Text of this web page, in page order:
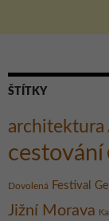
ŠTÍTKY
architektura
cestování
Dovolená Festival
Jižní Morava